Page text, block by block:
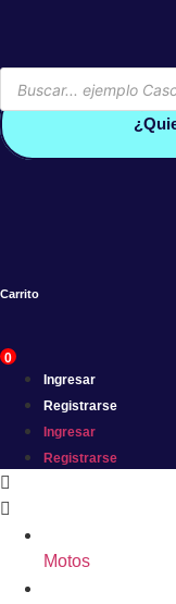
contenido
Búsqueda
de
productosConoce por
Carrito
0
Ingresar
Registrarse
Ingresar
Registrarse
Motos